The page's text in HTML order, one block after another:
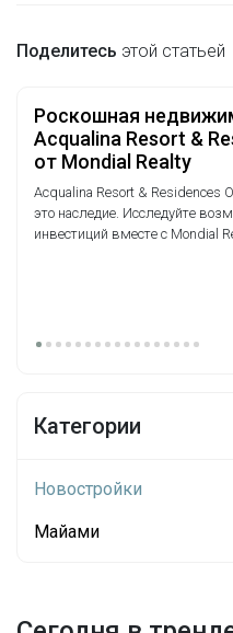
Поделитесь этой статьей
Роскошная
Acqualina Resort &
от Mondial Realty
Acqualina Resort & Residences
это наследие. Исследуйте
инвестиций вместе с Mondial
Категории
Новостройки
Майами